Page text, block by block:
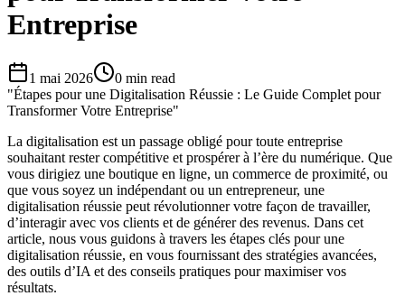
Entreprise
1 mai 2026 0 min read
"Étapes pour une Digitalisation Réussie : Le Guide Complet pour
Transformer Votre Entreprise"
La digitalisation est un passage obligé pour toute entreprise
souhaitant rester compétitive et prospérer à l’ère du numérique. Que
vous dirigiez une boutique en ligne, un commerce de proximité, ou
que vous soyez un indépendant ou un entrepreneur, une
digitalisation réussie peut révolutionner votre façon de travailler,
d’interagir avec vos clients et de générer des revenus. Dans cet
article, nous vous guidons à travers les étapes clés pour une
digitalisation réussie, en vous fournissant des stratégies avancées,
des outils d’IA et des conseils pratiques pour maximiser vos
résultats.